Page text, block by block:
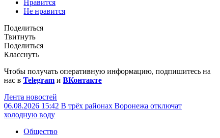
Нравится
Не нравится
Поделиться
Твитнуть
Поделиться
Класснуть
Чтобы получать оперативную информацию, подпишитесь на
нас в Telegram и ВКонтакте
Лента новостей
06.08.2026 15:42 В трёх районах Воронежа отключат
холодную воду
Общество